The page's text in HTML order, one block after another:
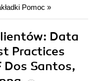
Pomoc »
Data
Practices
Dos Santos,